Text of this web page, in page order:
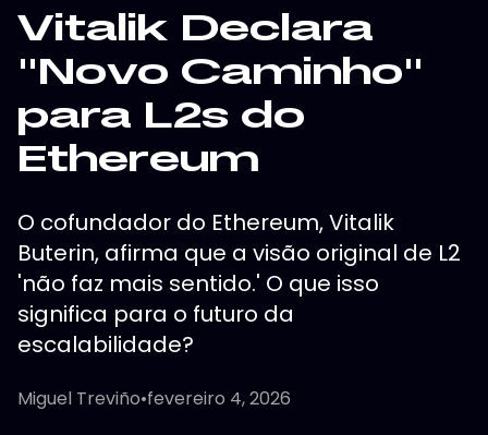
Vitalik Declara
"Novo Caminho"
para L2s do
Ethereum
O cofundador do Ethereum, Vitalik
Buterin, afirma que a visão original de L2
'não faz mais sentido.' O que isso
significa para o futuro da
escalabilidade?
Miguel Treviño•fevereiro 4, 2026